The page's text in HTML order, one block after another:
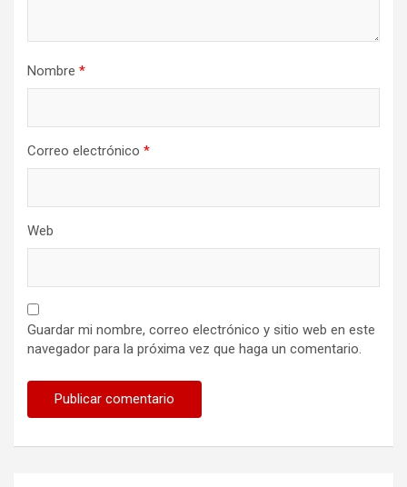
Nombre *
Correo electrónico *
Web
Guardar mi nombre, correo electrónico y sitio web en este
navegador para la próxima vez que haga un comentario.